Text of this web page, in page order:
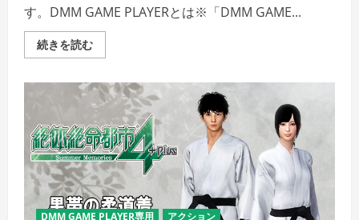
す。DMM GAME PLAYERとは※「DMM GAME...
続きを読む＜
DLC
体
絶
命
都
市
4Plus
―Summer
Memories―
競
泳
水
着
DMM GAME PLAYER専用
アクション